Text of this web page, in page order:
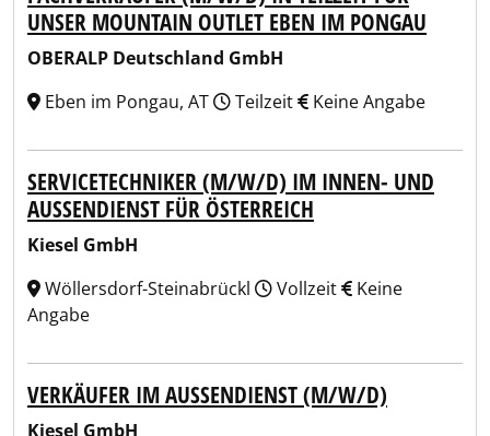
UNSER MOUNTAIN OUTLET EBEN IM PONGAU
OBERALP Deutschland GmbH
Eben im Pongau, AT
Teilzeit Keine Angabe
SERVICETECHNIKER (M/W/D) IM INNEN- UND
AUSSENDIENST FÜR ÖSTERREICH
Kiesel GmbH
Wöllersdorf-Steinabrückl
Vollzeit
Keine
Angabe
VERKÄUFER IM AUSSENDIENST (M/W/D)
Kiesel GmbH